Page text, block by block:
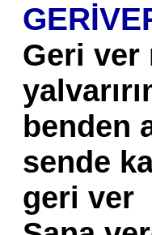
Geri ver
benden
sende
geri ver